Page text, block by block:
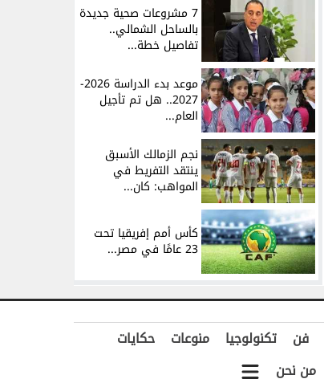
7 مشروعات صحية جديدة
بالساحل الشمالي..
تفاصيل خطة...
موعد بدء الدراسة 2026-
2027.. هل تم تأجيل
العام...
نجم الزمالك الأسبق
ينتقد التفريط في
المواهب: كان...
كأس أمم إفريقيا تحت
23 عامًا في مصر...
فن تكنولوجيا منوعات
حكايات
من نحن